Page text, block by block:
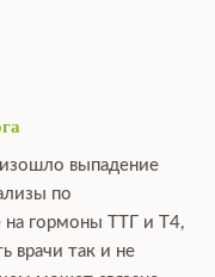
выпадение
по
на гормоны ТТГ и Т4,
врачи так и не